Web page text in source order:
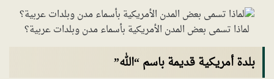
لماذا تسمى بعض المدن الأمريكية بأسماء مدن وبلدات عربية؟
بلدة أمريكية قديمة باسم “الله”